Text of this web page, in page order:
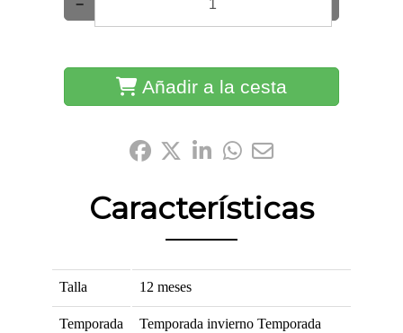
−
Añadir a la cesta
Características
Talla 12 meses
Temporada Temporada invierno Temporada